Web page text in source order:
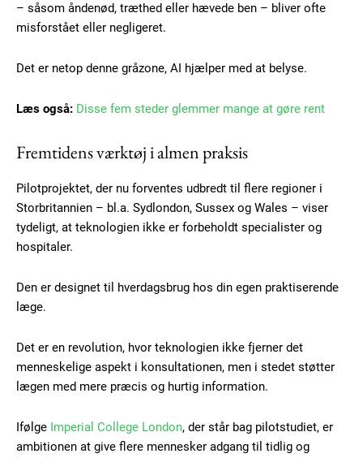
Free limited access
Gratis / forever
Praesent euismod ac
Ut mollis pellentesque tortor
Nullam eu erat condimentum
Orci varius natoque dolor
Member full access
– såsom åndenød, træthed eller hævede ben – bliver ofte
misforstået eller negligeret.
Det er netop denne gråzone, AI hjælper med at belyse.
Læs også: Disse fem steder glemmer mange at gøre rent
Fremtidens værktøj i almen praksis
Pilotprojektet, der nu forventes udbredt til flere regioner i
Storbritannien – bl.a. Sydlondon, Sussex og Wales – viser
tydeligt, at teknologien ikke er forbeholdt specialister og
hospitaler.
Den er designet til hverdagsbrug hos din egen praktiserende
læge.
Det er en revolution, hvor teknologien ikke fjerner det
menneskelige aspekt i konsultationen, men i stedet støtter
lægen med mere præcis og hurtig information.
Ifølge Imperial College London, der står bag pilotstudiet, er
ambitionen at give flere mennesker adgang til tidlig og